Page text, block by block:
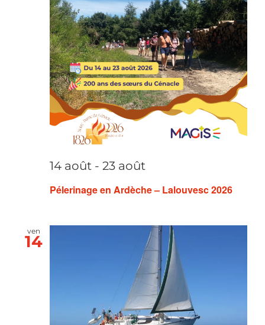
Pélerinage en Ardèche – Lalouvesc 2026
14 août - 23 août
ven
14